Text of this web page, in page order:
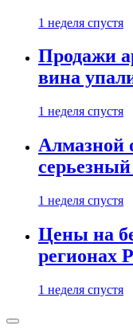
1 неделя спустя
Продажи
вина
1 неделя спустя
Алмазной
1 неделя спустя
Цены на
регионах
1 неделя спустя